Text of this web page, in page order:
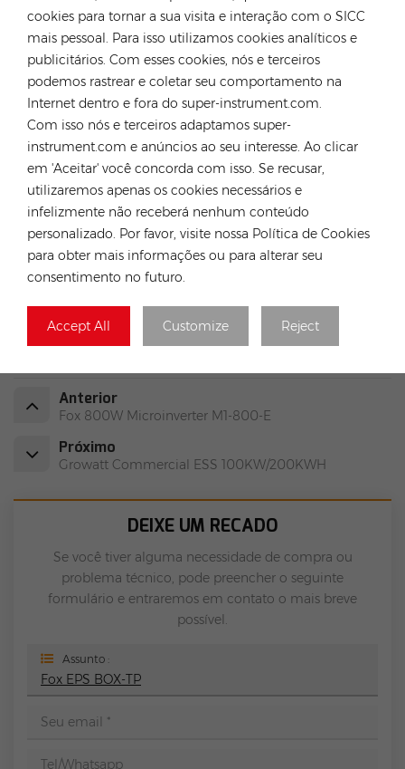
cookies para tornar a sua visita e interação com o SICC
mais pessoal. Para isso utilizamos cookies analíticos e
publicitários. Com esses cookies, nós e terceiros
podemos rastrear e coletar seu comportamento na
Internet dentro e fora do super-instrument.com.
Com isso nós e terceiros adaptamos super-
instrument.com e anúncios ao seu interesse. Ao clicar
em 'Aceitar' você concorda com isso. Se recusar,
utilizaremos apenas os cookies necessários e
infelizmente não receberá nenhum conteúdo
personalizado. Por favor, visite nossa Política de Cookies
para obter mais informações ou para alterar seu
consentimento no futuro.
Accept All Customize Reject
parent company - DJS Group, we have more advantages in global
sourcing, supply chain,
localized warehousing, technical service
for global customers.Our company has much experience in solar
projects EPC,O&M and solar plants investment. Our expertise are
both globally and locally, means we understand the breadth of
challenges that solar installers face, from which we can help
save the customers’ time and money.
TAGS QUENTES :
Inversor Solar 5kw 6kw 8kw 10kw 12kw
Inversor Híbrido Fox Ess
Inversor Híbrido Trifásico
Anterior
Fox 800W Microinverter M1-800-E
Próximo
Growatt Commercial ESS 100KW/200KWH
DEIXE UM RECADO
Se você tiver alguma necessidade de compra ou
problema técnico, pode preencher o seguinte
formulário e entraremos em contato o mais breve
possível.
Assunto :
Fox EPS BOX-TP